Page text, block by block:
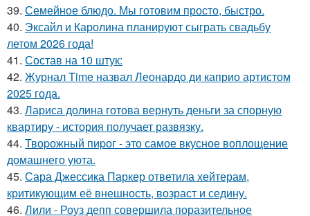
39. Семейное блюдо. Мы готовим просто, быстро.
40. Эксайл и Каролина планируют сыграть свадьбу
летом 2026 года!
41. Состав на 10 штук:
42. Журнал Time назвал Леонардо ди каприо артистом
2025 года.
43. Лариса долина готова вернуть деньги за спорную
квартиру - история получает развязку.
44. Твоpожный пиpог - это самое вкусное воплощение
домашнего уюта.
45. Сара Джессика Паркер ответила хейтерам,
критикующим её внешность, возраст и седину.
46. Лили - Роуз депп совершила поразительное